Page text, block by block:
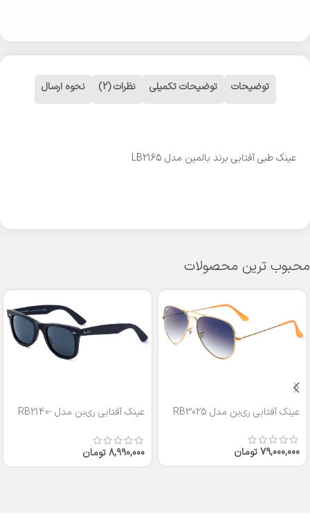
توضیحات توضیحات تکمیلی نظرات (2) نحوه ارسال
عینک طبی آفتابی برند بالمین مدل LB2165
محبوب ترین محصولات
عینک آفتابی ری‌بن مدل RB3025
79,000,000تومان
عینک آفتابی ری‌بن مدل RB2140-
8,990,000تومان